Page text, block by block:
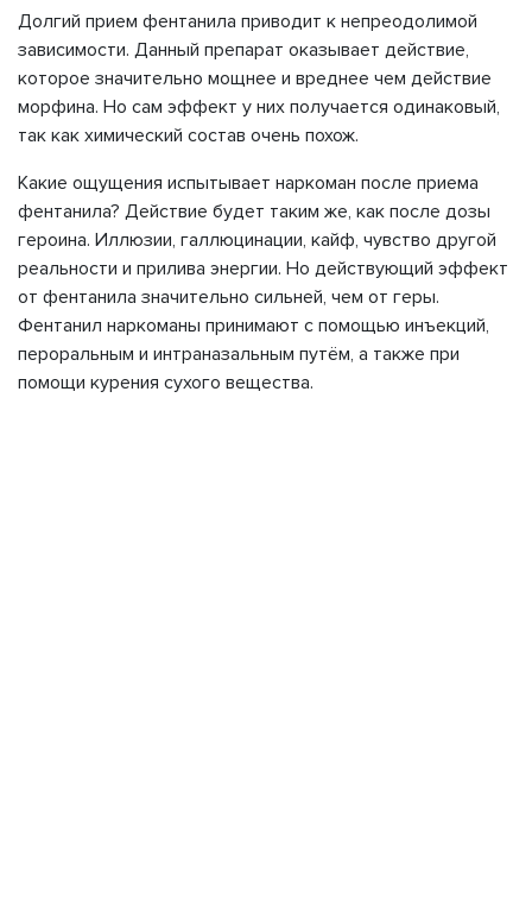
Долгий прием фентанила приводит к непреодолимой
зависимости. Данный препарат оказывает действие,
которое значительно мощнее и вреднее чем действие
морфина. Но сам эффект у них получается одинаковый,
так как химический состав очень похож.
Какие ощущения испытывает наркоман после приема
фентанила? Действие будет таким же, как после дозы
героина. Иллюзии, галлюцинации, кайф, чувство другой
реальности и прилива энергии. Но действующий эффект
от фентанила значительно сильней, чем от геры.
Фентанил наркоманы принимают с помощью инъекций,
пероральным и интраназальным путём, а также при
помощи курения сухого вещества.